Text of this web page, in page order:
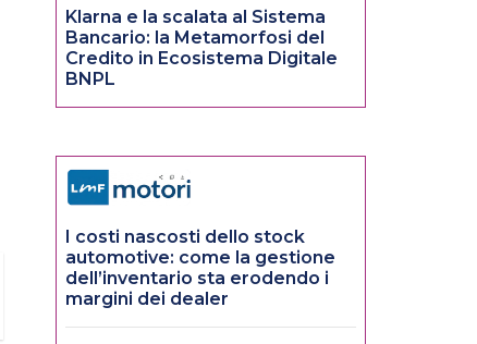
Klarna e la scalata al Sistema
Bancario: la Metamorfosi del
Credito in Ecosistema Digitale
BNPL
I costi nascosti dello stock
automotive: come la gestione
dell’inventario sta erodendo i
margini dei dealer